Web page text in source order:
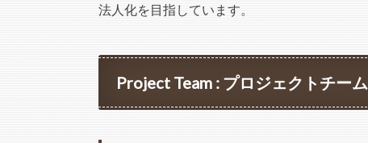
法人化を目指しています。
Project Team : プロジェクトチーム